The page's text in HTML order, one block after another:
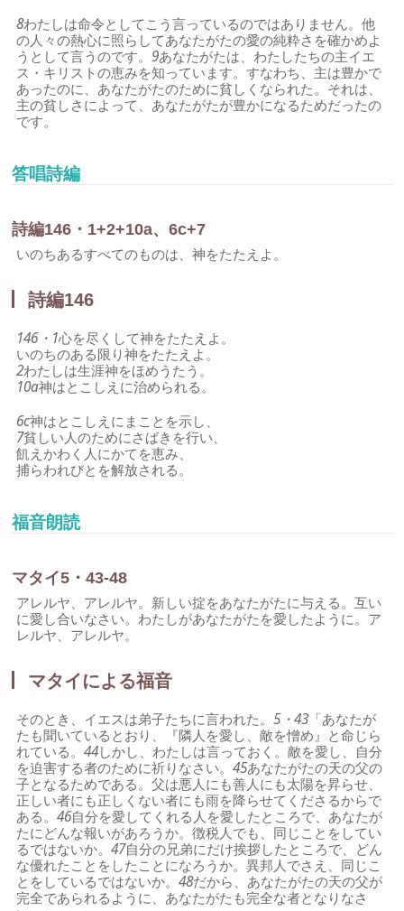
8わたしは命令としてこう言っているのではありません。他
の人々の熱心に照らしてあなたがたの愛の純粋さを確かめよ
うとして言うのです。9あなたがたは、わたしたちの主イエ
ス・キリストの恵みを知っています。すなわち、主は豊かで
あったのに、あなたがたのために貧しくなられた。それは、
主の貧しさによって、あなたがたが豊かになるためだったの
です。
答唱詩編
詩編146・1+2+10a、6c+7
いのちあるすべてのものは、神をたたえよ。
詩編146
146・1心を尽くして神をたたえよ。
いのちのある限り神をたたえよ。
2わたしは生涯神をほめうたう。
10a神はとこしえに治められる。
6c神はとこしえにまことを示し、
7貧しい人のためにさばきを行い、
飢えかわく人にかてを恵み、
捕らわれびとを解放される。
福音朗読
マタイ5・43-48
アレルヤ、アレルヤ。新しい掟をあなたがたに与える。互い
に愛し合いなさい。わたしがあなたがたを愛したように。ア
レルヤ、アレルヤ。
マタイによる福音
そのとき、イエスは弟子たちに言われた。5・43 「あなたが
たも聞いているとおり、『隣人を愛し、敵を憎め』と命じら
れている。44しかし、わたしは言っておく。敵を愛し、自分
を迫害する者のために祈りなさい。45あなたがたの天の父の
子となるためである。父は悪人にも善人にも太陽を昇らせ、
正しい者にも正しくない者にも雨を降らせてくださるからで
ある。46自分を愛してくれる人を愛したところで、あなたが
たにどんな報いがあろうか。徴税人でも、同じことをしてい
るではないか。47自分の兄弟にだけ挨拶したところで、どん
な優れたことをしたことになろうか。異邦人でさえ、同じこ
とをしているではないか。48だから、あなたがたの天の父が
完全であられるように、あなたがたも完全な者となりなさ